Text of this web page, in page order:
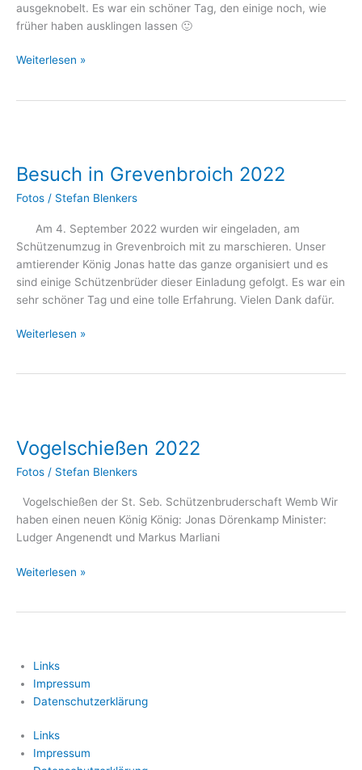
ausgeknobelt. Es war ein schöner Tag, den einige noch, wie
früher haben ausklingen lassen 🙂
Weiterlesen »
Besuch in Grevenbroich 2022
Fotos / Stefan Blenkers
Am 4. September 2022 wurden wir eingeladen, am
Schützenumzug in Grevenbroich mit zu marschieren. Unser
amtierender König Jonas hatte das ganze organisiert und es
sind einige Schützenbrüder dieser Einladung gefolgt. Es war ein
sehr schöner Tag und eine tolle Erfahrung. Vielen Dank dafür.
Grevenbroich
Weiterlesen »
Vogelschießen 2022
Fotos / Stefan Blenkers
Vogelschießen der St. Seb. Schützenbruderschaft Wemb Wir
haben einen neuen König König: Jonas Dörenkamp Minister:
Ludger Angenendt und Markus Marliani
Weiterlesen »
Links
Impressum
Datenschutzerklärung
Links
Impressum